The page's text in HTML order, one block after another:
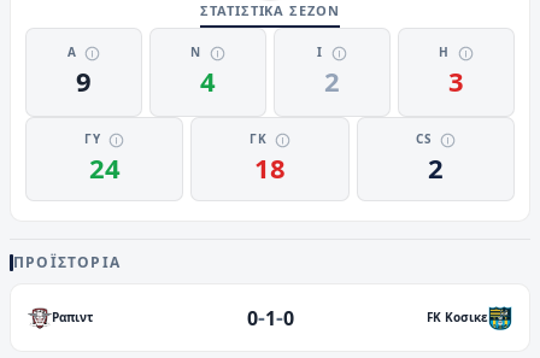
ΣΤΑΤΙΣΤΙΚΑ ΣΕΖΟΝ
Α
9
Ν
4
Ι
2
Η
3
ΓΥ
24
ΓΚ
18
CS
2
ΠΡΟΪΣΤΟΡΊΑ
Ραπιντ 0-1-0 FK Κοσικε